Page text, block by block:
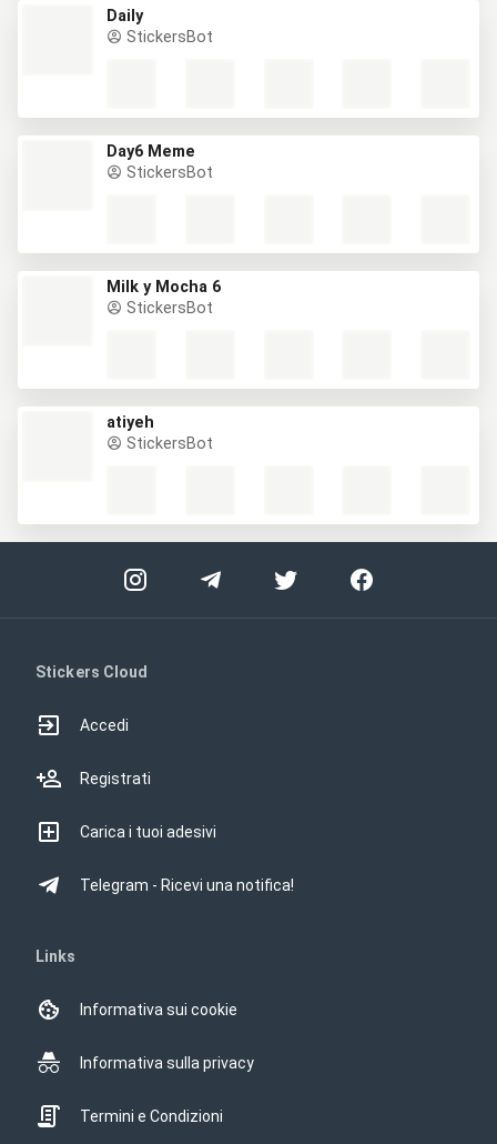
Daily
StickersBot
Day6 Meme
StickersBot
Milk y Mocha 6
StickersBot
atiyeh
StickersBot
Stickers Cloud
Accedi
Registrati
Carica i tuoi adesivi
Telegram - Ricevi una notifica!
Links
Informativa sui cookie
Informativa sulla privacy
Termini e Condizioni